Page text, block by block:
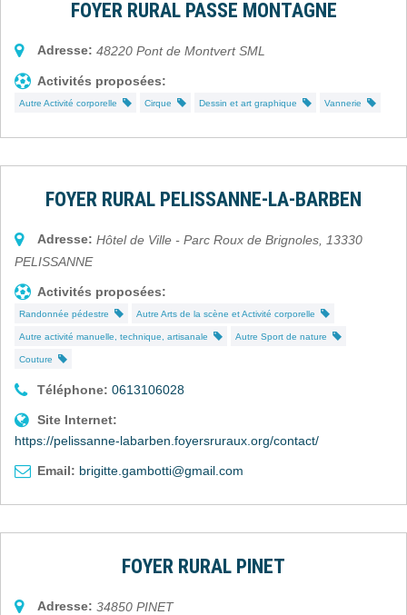
FOYER RURAL PASSE MONTAGNE
Adresse: 48220 Pont de Montvert SML
Activités proposées:
Autre Activité corporelle Cirque Dessin et art graphique Vannerie
FOYER RURAL PELISSANNE-LA-BARBEN
Adresse: Hôtel de Ville - Parc Roux de Brignoles
13330
PELISSANNE
Activités proposées:
Randonnée pédestre Autre Arts de la scène et Activité corporelle
Autre activité manuelle, technique, artisanale Autre Sport de nature
Couture
Téléphone: 0613106028
Site Internet:
https://pelissanne-labarben.foyersruraux.org/contact/
Email: brigitte.gambotti@gmail.com
FOYER RURAL PINET
Adresse: 34850 PINET